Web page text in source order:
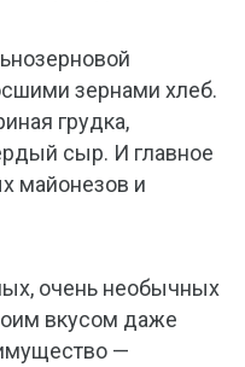
зернами хлеб.
грудка,
сыр. И главное
майонезов и
очень необычных
вкусом даже
—